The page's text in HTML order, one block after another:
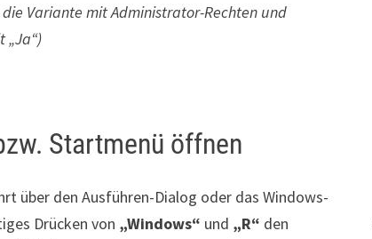
Variante mit Administrator-Rechten und
„Ja“)
Startmenü öffnen
über den Ausführen-Dialog oder das Windows-
Drücken von „Windows“ und „R“ den